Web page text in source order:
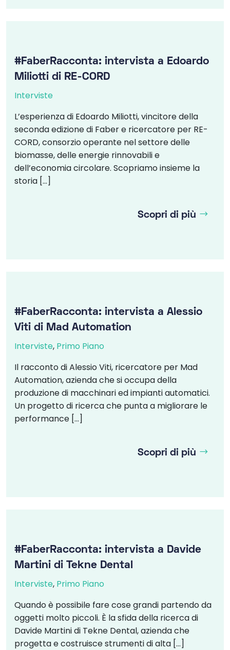
#FaberRacconta: intervista a Edoardo
Miliotti di RE-CORD
Interviste
L’esperienza di Edoardo Miliotti, vincitore della
seconda edizione di Faber e ricercatore per RE-
CORD, consorzio operante nel settore delle
biomasse, delle energie rinnovabili e
dell’economia circolare. Scopriamo insieme la
storia […]
Scopri di più
#FaberRacconta: intervista a Alessio
Viti di Mad Automation
Interviste, Primo Piano
Il racconto di Alessio Viti, ricercatore per Mad
Automation, azienda che si occupa della
produzione di macchinari ed impianti automatici.
Un progetto di ricerca che punta a migliorare le
performance […]
Scopri di più
#FaberRacconta: intervista a Davide
Martini di Tekne Dental
Interviste, Primo Piano
Quando è possibile fare cose grandi partendo da
oggetti molto piccoli. È la sfida della ricerca di
Davide Martini di Tekne Dental, azienda che
progetta e costruisce strumenti di alta […]